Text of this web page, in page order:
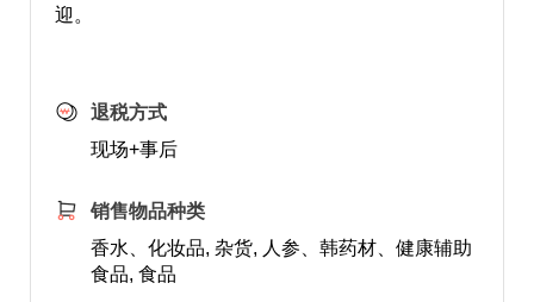
迎。
退税方式
现场+事后
销售物品种类
香水、化妆品, 杂货, 人参、韩药材、健康辅助
食品, 食品